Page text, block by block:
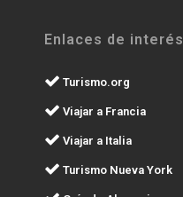
Enlaces de interés
Turismo.org
Viajar a Francia
Viajar a Italia
Turismo Nueva York